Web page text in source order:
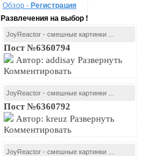
Обзор -Регистрация
Развлечения на выбор !
JoyReactor - смешные картинки ...
Пост №6360794
Автор: addisay Развернуть
Комментировать
JoyReactor - смешные картинки ...
Пост №6360792
Автор: kreuz Развернуть
Комментировать
JoyReactor - смешные картинки ...